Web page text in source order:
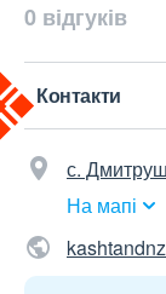
0 відгуків
Контакти
с.
На мапі